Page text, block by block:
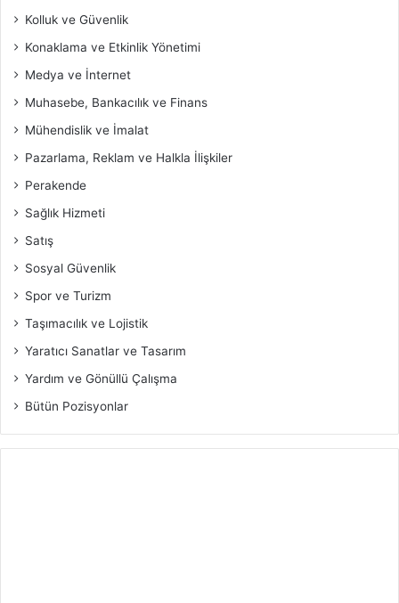
Kolluk ve Güvenlik
Konaklama ve Etkinlik Yönetimi
Medya ve İnternet
Muhasebe, Bankacılık ve Finans
Mühendislik ve İmalat
Pazarlama, Reklam ve Halkla İlişkiler
Perakende
Sağlık Hizmeti
Satış
Sosyal Güvenlik
Spor ve Turizm
Taşımacılık ve Lojistik
Yaratıcı Sanatlar ve Tasarım
Yardım ve Gönüllü Çalışma
Bütün Pozisyonlar